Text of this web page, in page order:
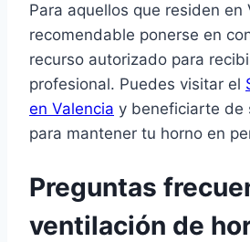
Para aquellos que residen en
recomendable ponerse en
recurso autorizado para
profesional. Puedes visitar el
en Valencia y beneficiarte de
para mantener tu horno en
Preguntas
ventilación de